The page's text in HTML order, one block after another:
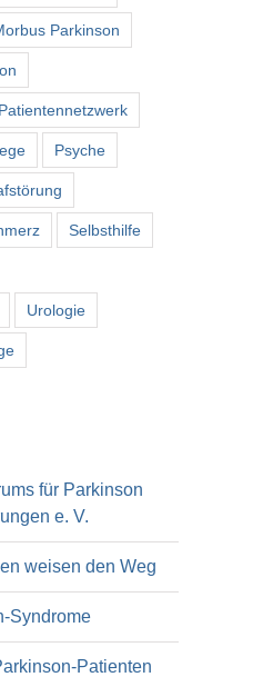
Parkinson
Patientennetzwerk
Psyche
Selbsthilfe
Urologie
für Parkinson
e. V.
weisen den Weg
Syndrome
Patienten